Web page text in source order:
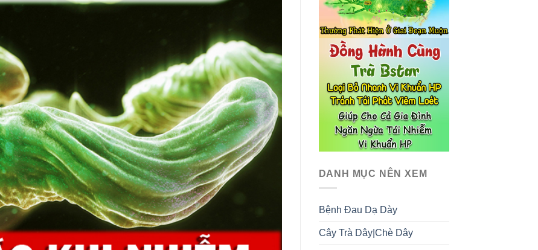
DANH MỤC NÊN XEM
Bệnh Đau Dạ Dày
Cây Trà Dây|Chè Dây